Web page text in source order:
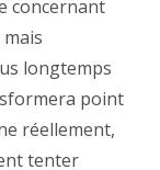
concernant
longtemps
point
réellement,
tenter